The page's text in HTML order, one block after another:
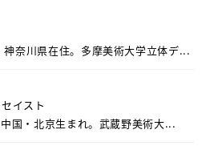
神奈川県在住。多摩美術大学立体デ...
イスト
国・北京生まれ。武蔵野美術大...